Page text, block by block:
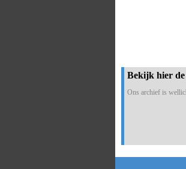
Bekijk hier
Ons archief is